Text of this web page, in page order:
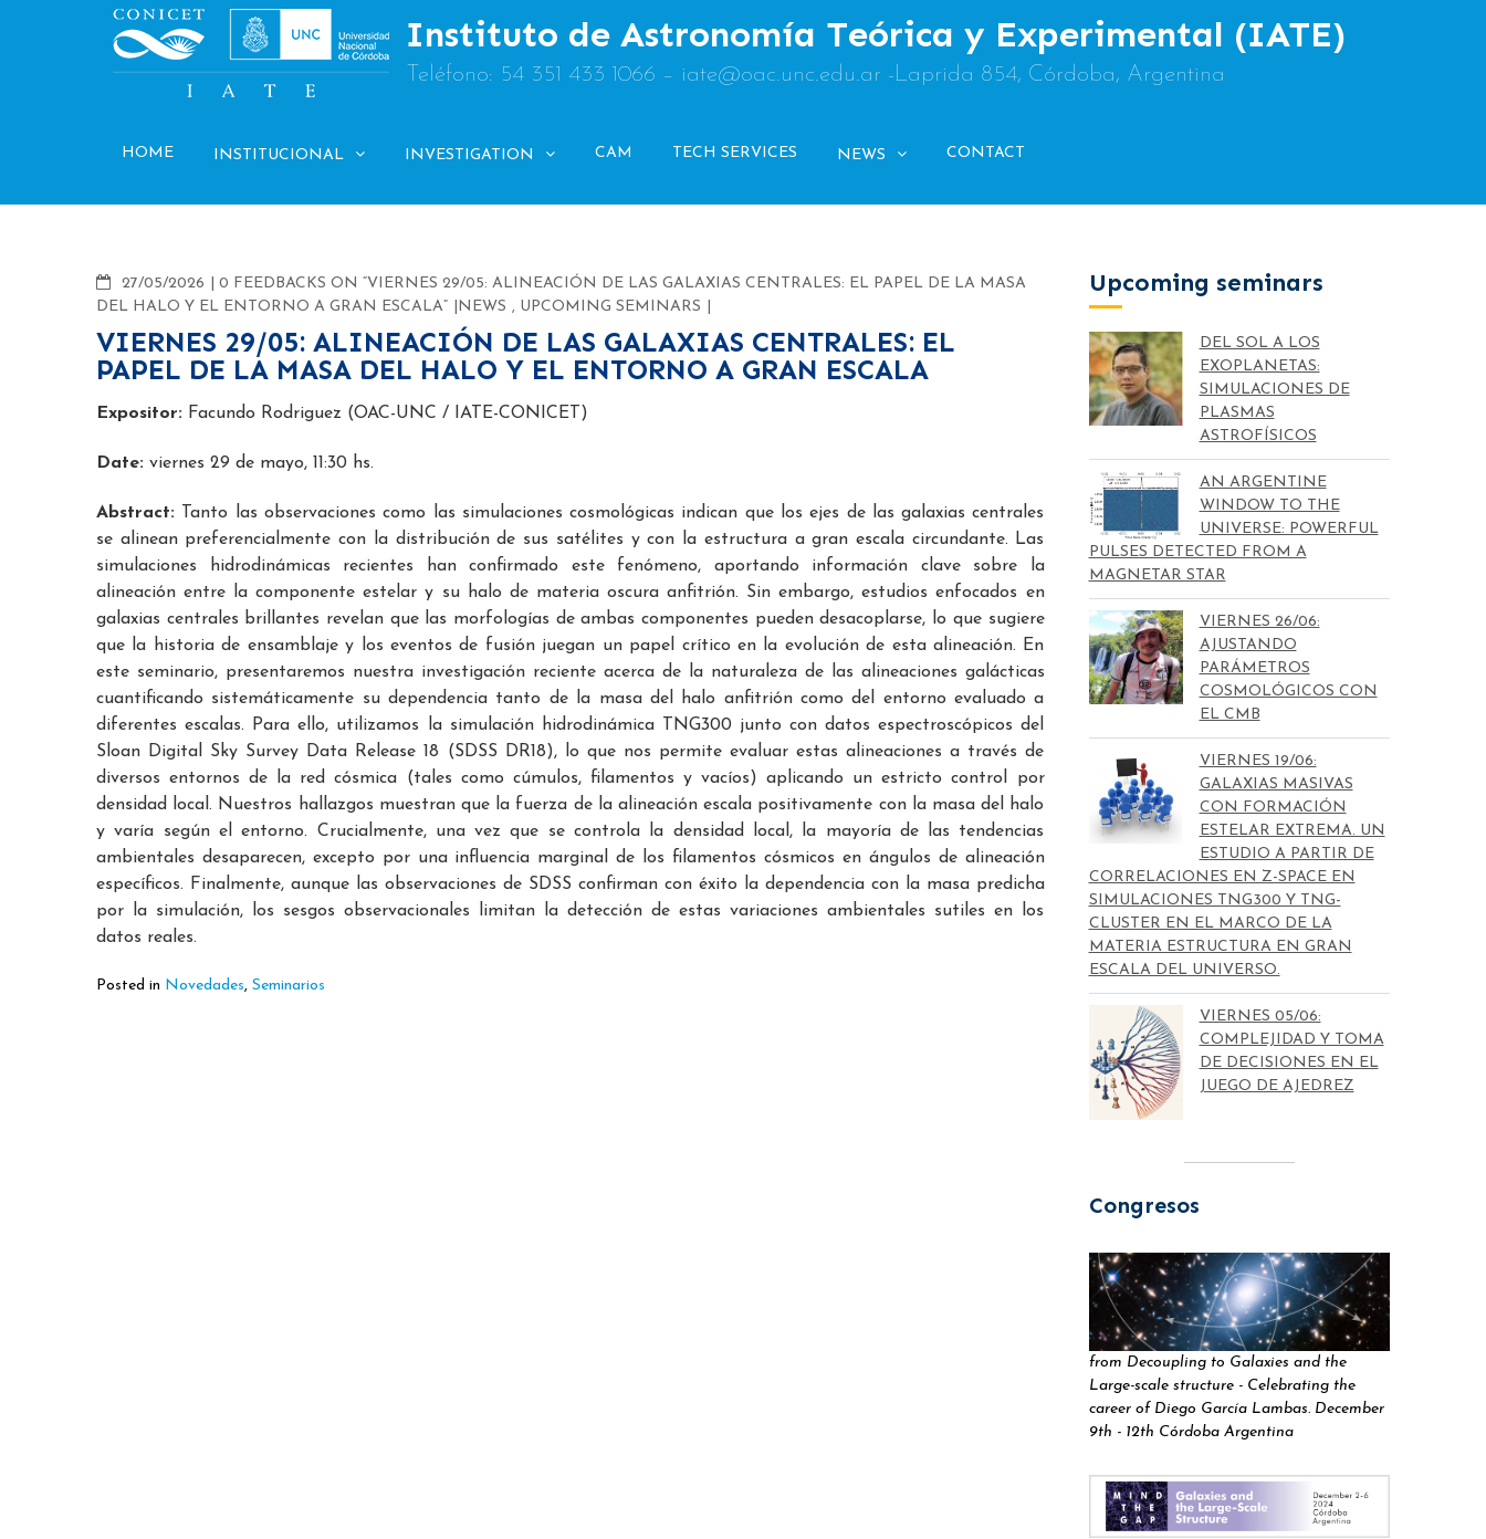
Instituto de Astronomía Teórica y Experimental (IATE)
Teléfono: 54 351 433 1066 – iate@oac.unc.edu.ar -Laprida 854, Córdoba, Argentina
HOME INSTITUCIONAL INVESTIGATION CAM TECH SERVICES NEWS CONTACT
27/05/2026 COMMENTS
0 FEEDBACKS ON “VIERNES 29/05: ALINEACIÓN DE LAS GALAXIAS CENTRALES: EL PAPEL DE LA MASA
DEL HALO Y EL ENTORNO A GRAN ESCALA”
NEWS , UPCOMING SEMINARS
VIERNES 29/05: ALINEACIÓN DE LAS GALAXIAS CENTRALES: EL
PAPEL DE LA MASA DEL HALO Y EL ENTORNO A GRAN ESCALA
Expositor: Facundo Rodriguez (OAC-UNC / IATE-CONICET)
Date: viernes 29 de mayo, 11:30 hs.
Abstract: Tanto las observaciones como las simulaciones cosmológicas indican que los ejes de las galaxias centrales
se alinean preferencialmente con la distribución de sus satélites y con la estructura a gran escala circundante. Las
simulaciones hidrodinámicas recientes han confirmado este fenómeno, aportando información clave sobre la
alineación entre la componente estelar y su halo de materia oscura anfitrión. Sin embargo, estudios enfocados en
galaxias centrales brillantes revelan que las morfologías de ambas componentes pueden desacoplarse, lo que sugiere
que la historia de ensamblaje y los eventos de fusión juegan un papel crítico en la evolución de esta alineación. En
este seminario, presentaremos nuestra investigación reciente acerca de la naturaleza de las alineaciones galácticas
cuantificando sistemáticamente su dependencia tanto de la masa del halo anfitrión como del entorno evaluado a
diferentes escalas. Para ello, utilizamos la simulación hidrodinámica TNG300 junto con datos espectroscópicos del
Sloan Digital Sky Survey Data Release 18 (SDSS DR18), lo que nos permite evaluar estas alineaciones a través de
diversos entornos de la red cósmica (tales como cúmulos, filamentos y vacíos) aplicando un estricto control por
densidad local. Nuestros hallazgos muestran que la fuerza de la alineación escala positivamente con la masa del halo
y varía según el entorno. Crucialmente, una vez que se controla la densidad local, la mayoría de las tendencias
ambientales desaparecen, excepto por una influencia marginal de los filamentos cósmicos en ángulos de alineación
específicos. Finalmente, aunque las observaciones de SDSS confirman con éxito la dependencia con la masa predicha
por la simulación, los sesgos observacionales limitan la detección de estas variaciones ambientales sutiles en los
datos reales.
Posted in Novedades, Seminarios
Upcoming seminars
DEL SOL A LOS
EXOPLANETAS:
SIMULACIONES DE
PLASMAS
ASTROFÍSICOS
AN ARGENTINE
WINDOW TO THE
UNIVERSE: POWERFUL
PULSES DETECTED FROM A
MAGNETAR STAR
VIERNES 26/06:
AJUSTANDO
PARÁMETROS
COSMOLÓGICOS CON
EL CMB
VIERNES 19/06:
GALAXIAS MASIVAS
CON FORMACIÓN
ESTELAR EXTREMA. UN
ESTUDIO A PARTIR DE
CORRELACIONES EN Z-SPACE EN
SIMULACIONES TNG300 Y TNG-
CLUSTER EN EL MARCO DE LA
MATERIA ESTRUCTURA EN GRAN
ESCALA DEL UNIVERSO.
VIERNES 05/06:
COMPLEJIDAD Y TOMA
DE DECISIONES EN EL
JUEGO DE AJEDREZ
Congresos
from Decoupling to Galaxies and the
Large-scale structure - Celebrating the
career of Diego García Lambas. December
9th - 12th Córdoba Argentina